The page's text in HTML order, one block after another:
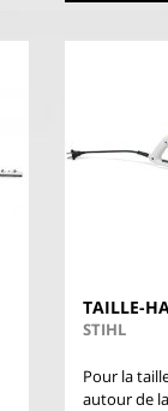
TAILLE-
STIHL
Pour la
autour de